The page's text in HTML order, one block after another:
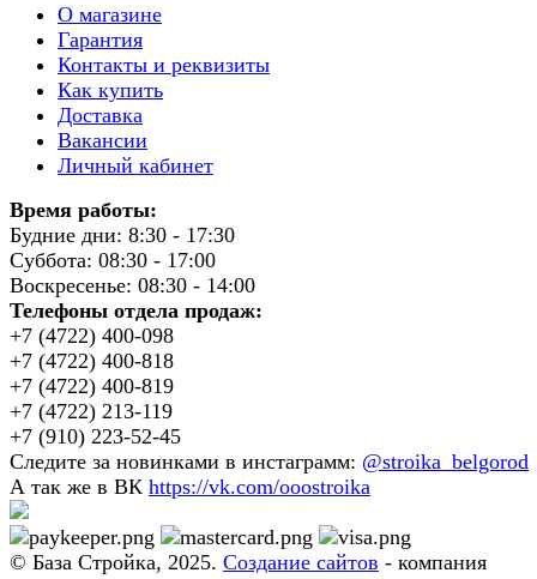
О магазине
Гарантия
Контакты и реквизиты
Как купить
Доставка
Вакансии
Личный кабинет
Время работы:
Будние дни: 8:30 - 17:30
Суббота: 08:30 - 17:00
Воскресенье: 08:30 - 14:00
Телефоны отдела продаж:
+7 (4722) 400-098
+7 (4722) 400-818
+7 (4722) 400-819
+7 (4722) 213-119
+7 (910) 223-52-45
Следите за новинками в инстаграмм: @stroika_belgorod
А так же в ВК https://vk.com/ooostroika
© База Стройка, 2025. Создание сайтов - компания